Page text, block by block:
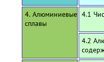
4. Алюминиевые
сплавы
4.1
4.2